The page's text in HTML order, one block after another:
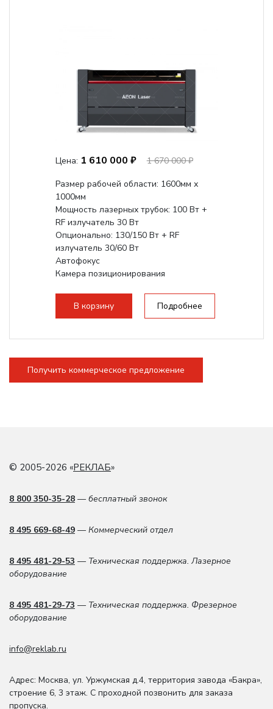
Цена: 1 610 000 ₽
1 670 000 ₽
Размер рабочей области: 1600мм х
1000мм
Мощность лазерных трубок: 100 Вт +
RF излучатель 30 Вт
Опционально: 130/150 Вт + RF
излучатель 30/60 Вт
Автофокус
Камера позиционирования
2000 мм/с...
В корзину Подробнее
Получить коммерческое предложение
© 2005-2026 «РЕКЛАБ»
8 800 350-35-28 — бесплатный звонок
8 495 669-68-49 — Коммерческий отдел
8 495 481-29-53 — Техническая поддержка. Лазерное
оборудование
8 495 481-29-73 — Техническая поддержка. Фрезерное
оборудование
info@reklab.ru
Адрес: Москва, ул. Уржумская д.4, территория завода «Бакра»,
строение 6, 3 этаж. С проходной позвонить для заказа
пропуска.